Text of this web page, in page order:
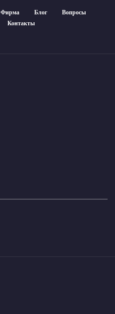
Фирма Блог
Вопросы
Контакты